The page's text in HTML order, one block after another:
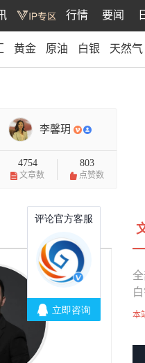
行情 要闻
黄金 原油 白银 天然气
李馨玥
4754
文章数
803
点赞数
本